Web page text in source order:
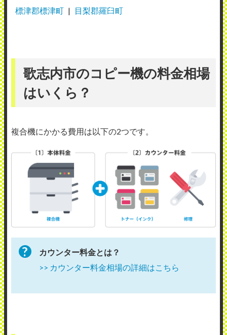
標津郡標津町 目梨郡羅臼町
歌志内市のコピー機の料金相場
はいくら？
複合機にかかる費用は以下の2つです。
カウンター料金とは？
>> カウンター料金相場の詳細はこちら